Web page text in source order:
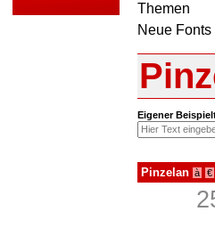
Themen
Neue Fonts
Eigener
Pinzelan à €